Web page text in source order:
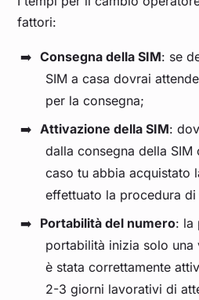
fattori:
Consegna della SIM: se
SIM a casa dovrai
per la consegna;
Attivazione della SIM:
dalla consegna della
caso tu abbia acquistato
effettuato la procedura
Portabilità del numero: la
portabilità inizia solo una
è stata correttamente
2-3 giorni lavorativi di